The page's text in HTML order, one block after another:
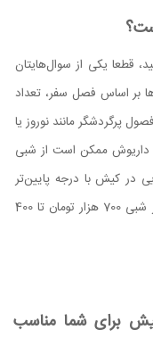
قطعا یکی از سوال‌هایتان
بر اساس فصل سفر، تعداد
پرگردشگر مانند نوروز یا
ستاره مثل ترنج یا داریوش ممکن است از شبی
در کیش با درجه پایین‌تر
مانند آبادگران یا شباویز گزینه‌های اقتصادی‌تری از شبی 700 هزار تومان تا 400
برای شما مناسب